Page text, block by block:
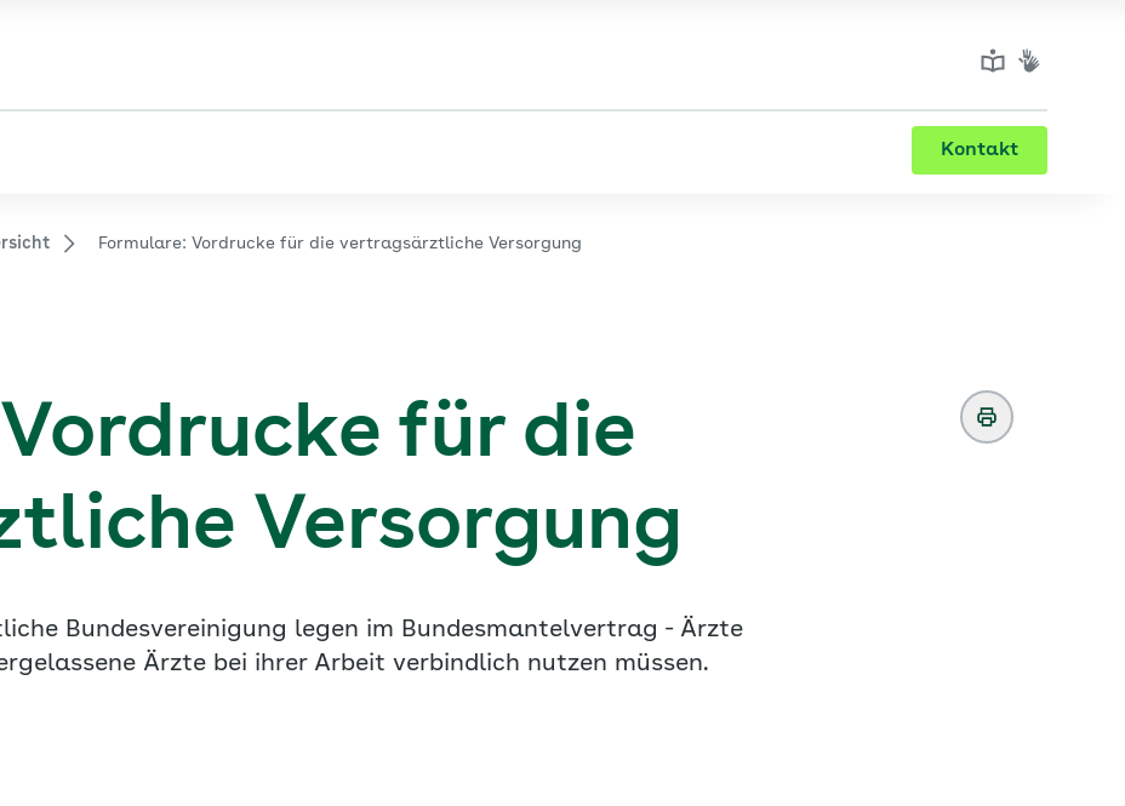
Kontakt
Formulare: Vordrucke für die vertragsärztliche Versorgung
für die
Versorgung
Bundesvereinigung legen im Bundesmantelvertrag - Ärzte
Ärzte bei ihrer Arbeit verbindlich nutzen müssen.